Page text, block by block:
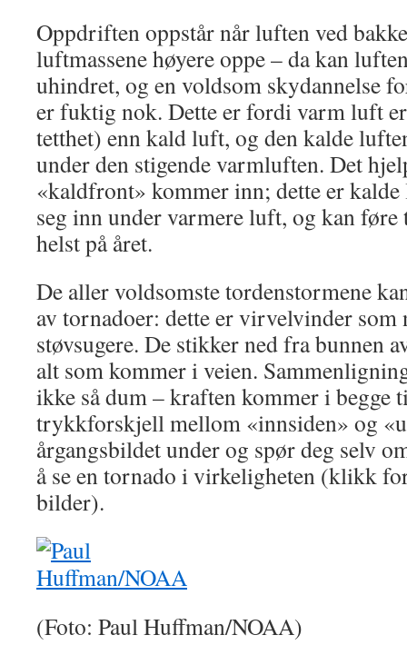
Oppdriften oppstår når luften ved
luftmassene høyere oppe – da kan
uhindret, og en voldsom skydannelse
er fuktig nok. Dette er fordi varm luft
tetthet) enn kald luft, og den kalde
under den stigende varmluften. Det
«kaldfront» kommer inn; dette er
seg inn under varmere luft, og kan
helst på året.
De aller voldsomste tordenstormene
av tornadoer: dette er virvelvinder
støvsugere. De stikker ned fra bunnen
alt som kommer i veien.
ikke så dum – kraften kommer i begge
trykkforskjell mellom «innsiden» og
årgangsbildet under og spør deg selv
å se en tornado i virkeligheten (klikk
bilder).
(Foto: Paul Huffman/NOAA)